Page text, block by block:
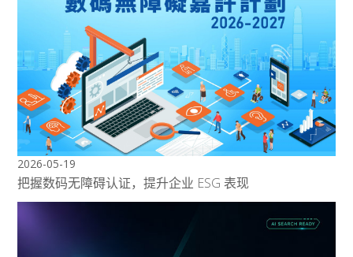
2026-05-19
把握数码无障碍认证，提升企业 ESG 表现